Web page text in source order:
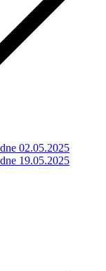
02.05.2025
19.05.2025